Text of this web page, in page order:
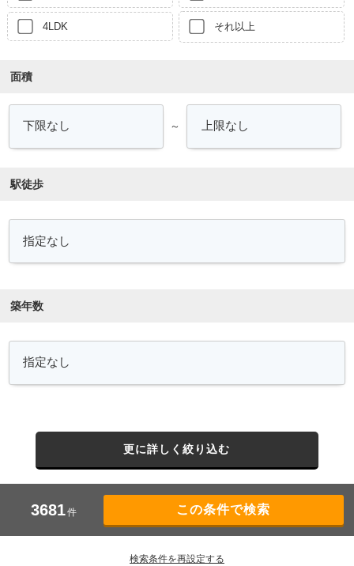
4LDK それ以上
面積
～
駅徒歩
築年数
更に詳しく絞り込む
3681件
検索条件を再設定する